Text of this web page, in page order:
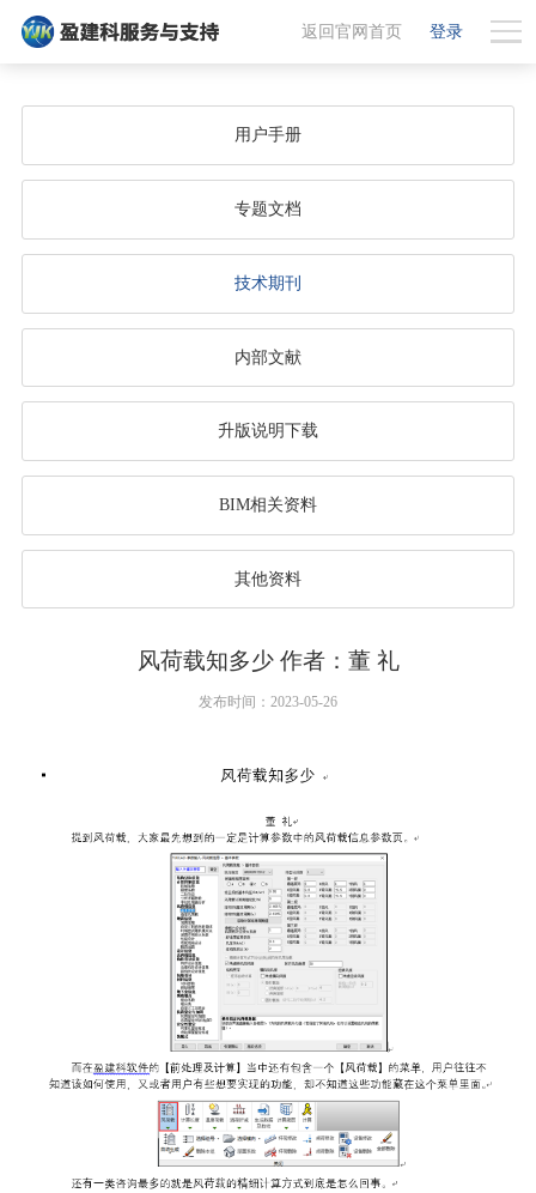
登录
返回官网首页
用户手册
专题文档
技术期刊
内部文献
升版说明下载
BIM相关资料
其他资料
风荷载知多少 作者：董 礼
发布时间：2023-05-26